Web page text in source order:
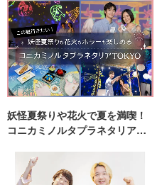
妖怪夏祭りや花火で夏を満喫！
コニカミノルタプラネタリア